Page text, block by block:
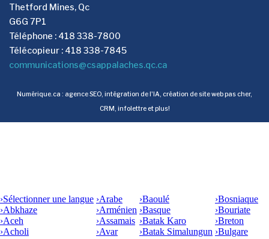
Thetford Mines, Qc
G6G 7P1
Téléphone : 418 338-7800
Télécopieur : 418 338-7845
communications@csappalaches.qc.ca
Numérique.ca : agence SEO, intégration de l'IA, création de site web pas cher,
CRM, infolettreet plus!